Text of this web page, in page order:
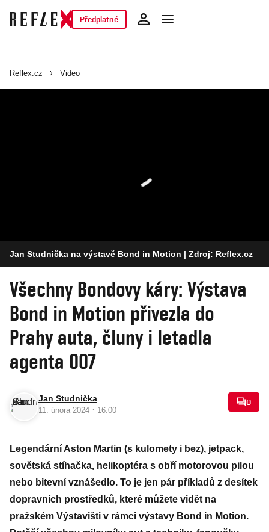
Předplatné
Reflex.cz Video
Jan Studnička na výstavě Bond in Motion | Zdroj: Reflex.cz
Všechny Bondovy káry: Výstava
Bond in Motion přivezla do
Prahy auta, čluny i letadla
agenta 007
Jan Studnička
11. února 2024 · 16:00
0
Legendární Aston Martin (s kulomety i bez), jetpack,
sovětská stíhačka, helikoptéra s obří motorovou pilou
nebo bitevní vznášedlo. To je jen pár příkladů z desítek
dopravních prostředků, které můžete vidět na
pražském Výstavišti v rámci výstavy Bond in Motion.